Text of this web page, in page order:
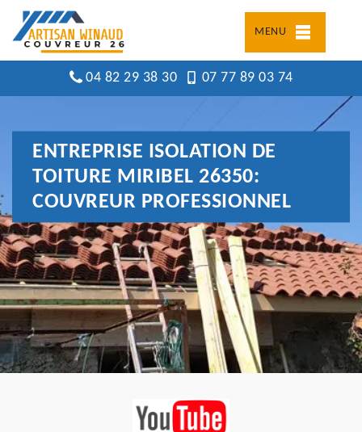
MENU
04 82 29 38 30 07 77 89 03 74
ENTREPRISE ISOLATION DE
TOITURE MIRIBEL 26350:
COUVREUR PROFESSIONNEL